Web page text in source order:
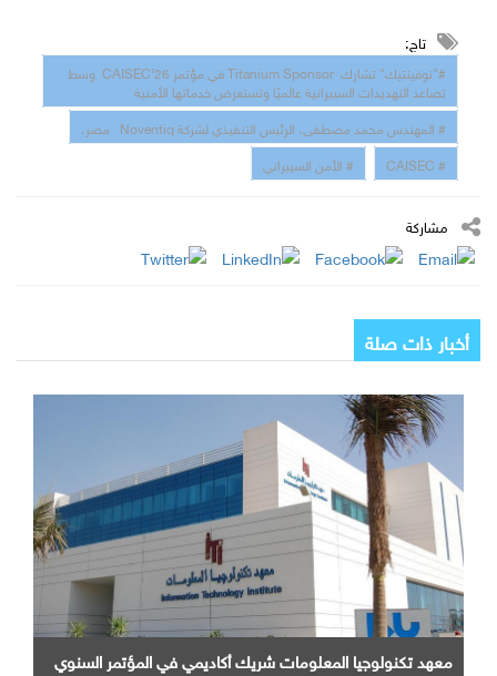
تاج:
#"نوفينتيك" تشارك Titanium Sponsor في مؤتمر CAISEC’26 وسط
تصاعد التهديدات السيبرانية عالميًا وتستعرض خدماتها الأمنية
# المهندس محمد مصطفى، الرئيس التنفيذي لشركة Noventiq مصر،
# CAISEC
# الأمن السيبراني
مشاركة
أخبار ذات صلة
معهد تكنولوجيا المعلومات شريك أكاديمي في المؤتمر السنوي